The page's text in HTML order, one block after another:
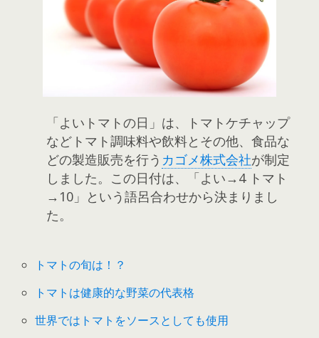
「よいトマトの日」は、トマトケチャップ
などトマト調味料や飲料とその他、食品な
どの製造販売を行う カゴメ株式会社が制定
しました。この日付は、「よい→4 トマト
→10」という語呂合わせから決まりまし
た。
トマトの旬は！？
トマトは健康的な野菜の代表格
世界ではトマトをソースとしても使用